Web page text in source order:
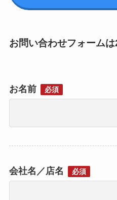
お問い合わせフォーム
お名前 必須
会社名／店名 必須